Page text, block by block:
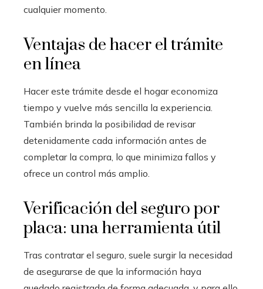
cualquier momento.
Ventajas de hacer el trámite
en línea
Hacer este trámite desde el hogar economiza
tiempo y vuelve más sencilla la experiencia.
También brinda la posibilidad de revisar
detenidamente cada información antes de
completar la compra, lo que minimiza fallos y
ofrece un control más amplio.
Verificación del seguro por
placa: una herramienta útil
Tras contratar el seguro, suele surgir la necesidad
de asegurarse de que la información haya